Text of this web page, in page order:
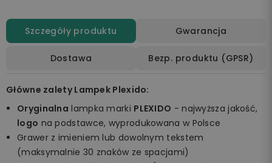
Szczegóły produktu Gwarancja
Dostawa Bezp. produktu (GPSR)
Główne zalety Lampek Plexido:
Oryginalna lampka marki PLEXIDO - najwyższa jakość,
logo na podstawce, wyprodukowana w Polsce
Grawer z imieniem lub dowolnym tekstem
(maksymalnie 30 znaków ze spacjami)